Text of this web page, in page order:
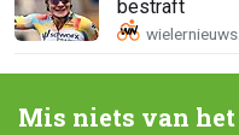
bestraft
Mis niets van